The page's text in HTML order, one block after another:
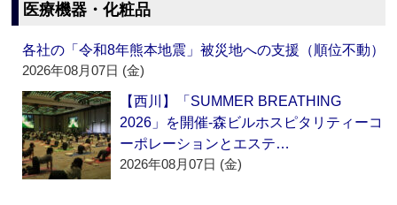
医療機器・化粧品
各社の「令和8年熊本地震」被災地への支援（順位不動）
2026年08月07日 (金)
【西川】「SUMMER BREATHING
2026」を開催‐森ビルホスピタリティーコ
ーポレーションとエステ…
2026年08月07日 (金)